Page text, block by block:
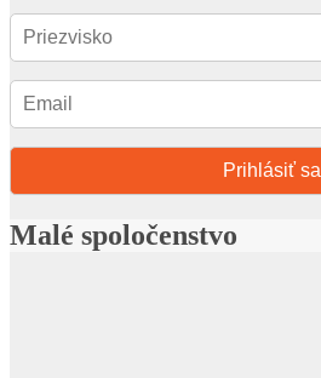
Prihlásiť sa
Malé spoločenstvo